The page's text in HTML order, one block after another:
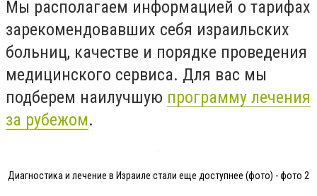
Мы располагаем информацией о тарифах
зарекомендовавших себя израильских
больниц, качестве и порядке проведения
медицинского сервиса. Для вас мы
подберем наилучшую программу лечения
за рубежом.
Диагностика и лечение в Израиле стали еще доступнее (фото) - фото 2